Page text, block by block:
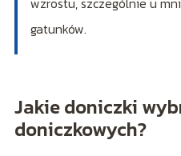
gatunków.
Jakie doniczki
doniczkowych?